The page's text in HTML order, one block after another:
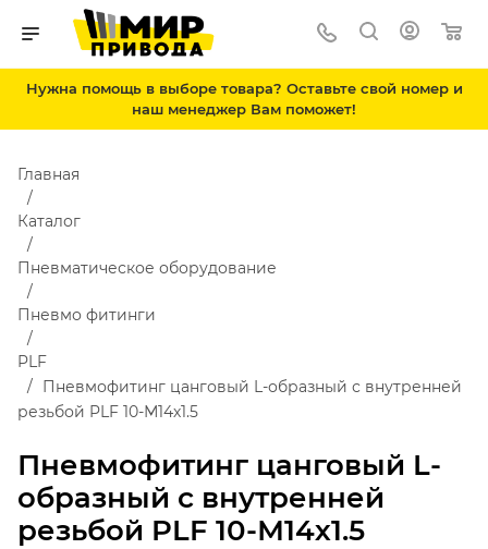
Нужна помощь в выборе товара? Оставьте свой номер и
наш менеджер Вам поможет!
Пневмофитинг цанговый L-
образный с внутренней
резьбой PLF 10-М14х1.5
Главная
Каталог
Пневматическое оборудование
Пневмо фитинги
PLF
Пневмофитинг цанговый L-образный с внутренней
резьбой PLF 10-М14х1.5